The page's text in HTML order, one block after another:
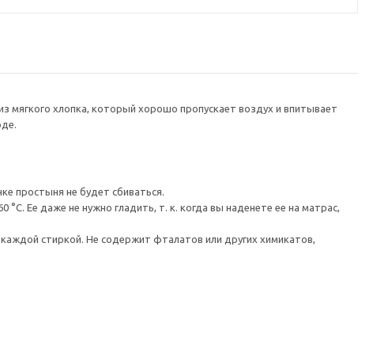
мягкого хлопка, который хорошо пропускает воздух и впитывает
простыня не будет сбиваться.
Ее даже не нужно гладить, т. к. когда вы наденете ее на матрас,
стиркой. Не содержит фталатов или других химикатов,